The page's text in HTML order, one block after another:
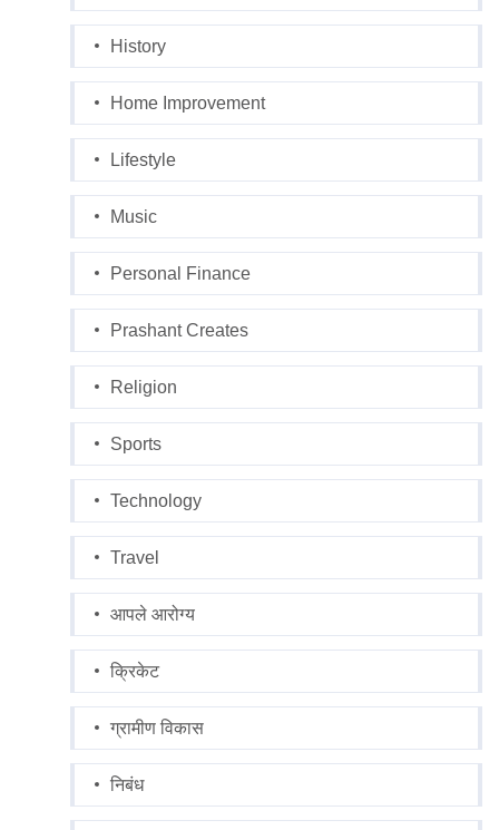
History
Home Improvement
Lifestyle
Music
Personal Finance
Prashant Creates
Religion
Sports
Technology
Travel
आपले आरोग्य
क्रिकेट
ग्रामीण विकास
निबंध